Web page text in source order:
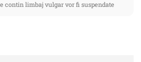
contin limbaj vulgar vor fi suspendate